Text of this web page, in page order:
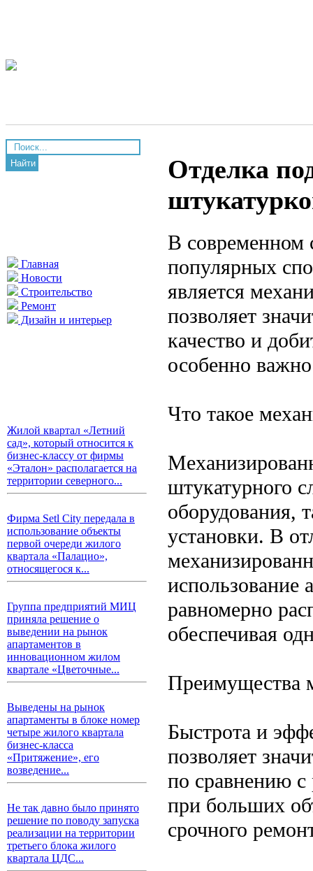
Найти
Главная
Новости
Строительство
Ремонт
Дизайн и интерьер
Жилой квартал «Летний
сад», который относится к
бизнес-классу от фирмы
«Эталон» располагается на
территории северного...
Фирма Setl City передала в
использование объекты
первой очереди жилого
квартала «Палацио»,
относящегося к...
Группа предприятий МИЦ
приняла решение о
выведении на рынок
апартаментов в
инновационном жилом
квартале «Цветочные...
Выведены на рынок
апартаменты в блоке номер
четыре жилого квартала
бизнес-класса
«Притяжение», его
возведение...
Не так давно было принято
решение по поводу запуска
реализации на территории
третьего блока жилого
квартала ЦДС...
Отделка
В современном
популярных
является
позволяет
качество и
особенно
Что такое
штукатурного
оборудования,
установки. В
использование
равномерно
обеспечивая
Преимущества
Быстрота и
позволяет
по сравнению
при больших
срочного